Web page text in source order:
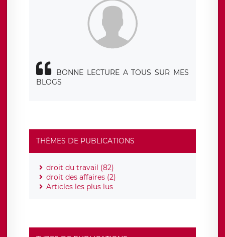
BONNE LECTURE A TOUS SUR MES
BLOGS
THÈMES DE PUBLICATIONS
droit du travail (82)
droit des affaires (2)
Articles les plus lus